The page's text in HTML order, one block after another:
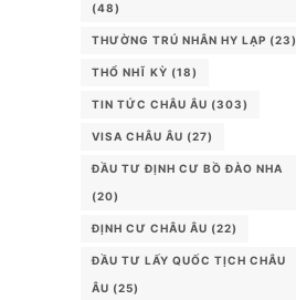
(48)
THƯỜNG TRÚ NHÂN HY LẠP (23)
THỔ NHĨ KỲ (18)
TIN TỨC CHÂU ÂU (303)
VISA CHÂU ÂU (27)
ĐẦU TƯ ĐỊNH CƯ BỒ ĐÀO NHA
(20)
ĐỊNH CƯ CHÂU ÂU (22)
ĐẦU TƯ LẤY QUỐC TỊCH CHÂU
ÂU (25)